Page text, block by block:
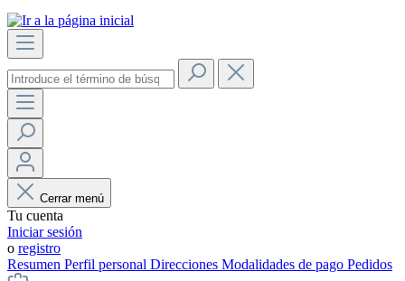
Cerrar menú
Tu cuenta
Iniciar sesión
o registro
Resumen Perfil personal Direcciones Modalidades de pago Pedidos